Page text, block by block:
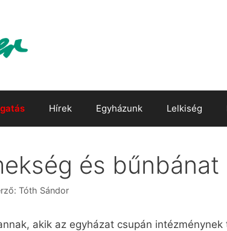
Hírek Egyházunk Lelkiség
és bűnbánat
Tóth Sándor
akik az egyházat csupán